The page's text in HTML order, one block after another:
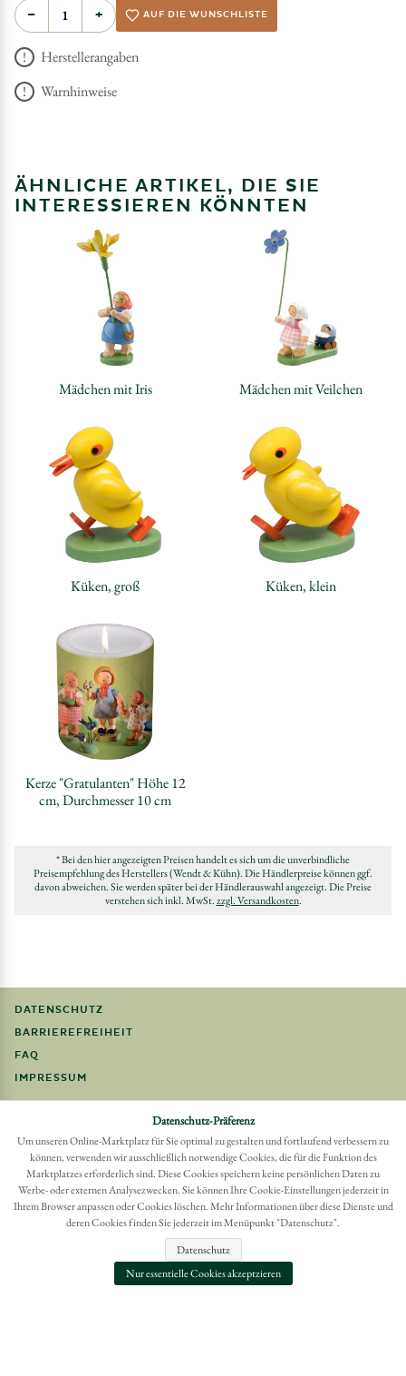
− + AUF DIE WUNSCHLISTE
Herstellerangaben
Warnhinweise
ÄHNLICHE ARTIKEL, DIE SIE
INTERESSIEREN KÖNNTEN
Mädchen mit Iris Mädchen mit Veilchen
Küken, groß Küken, klein
Kerze "Gratulanten" Höhe 12
cm, Durchmesser 10 cm
* Bei den hier angezeigten Preisen handelt es sich um die unverbindliche
Preisempfehlung des Herstellers (Wendt & Kühn). Die Händlerpreise können ggf.
davon abweichen. Sie werden später bei der Händlerauswahl angezeigt. Die Preise
verstehen sich inkl. MwSt.zzgl. Versandkosten.
DATENSCHUTZ
BARRIEREFREIHEIT
FAQ
IMPRESSUM
Möchten Sie eine Bestellung widerrufen?
Hier Widerruf mit wenigen Klicks online erreichen
BESTELLUNG WIDERRUFEN
Datenschutz-Präferenz
Um unseren Online-Marktplatz für Sie optimal zu gestalten und fortlaufend verbessern zu
können, verwenden wir ausschließlich notwendige Cookies, die für die Funktion des
Marktplatzes erforderlich sind. Diese Cookies speichern keine persönlichen Daten zu
Werbe- oder externen Analysezwecken. Sie können Ihre Cookie-Einstellungen jederzeit in
Ihrem Browser anpassen oder Cookies löschen. Mehr Informationen über diese Dienste und
deren Cookies finden Sie jederzeit im Menüpunkt "Datenschutz".
Datenschutz
Nur essentielle Cookies akzeptzieren